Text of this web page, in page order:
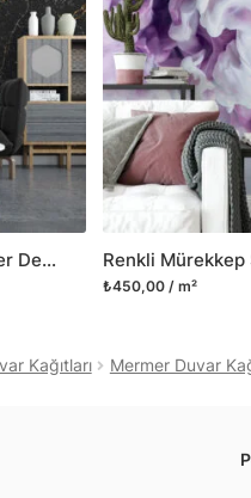
Siyah Altın ve Beyaz Mermer Desenli Duvar Kağıdı
₺450,00 / m²
Kağıtları Mermer Duvar